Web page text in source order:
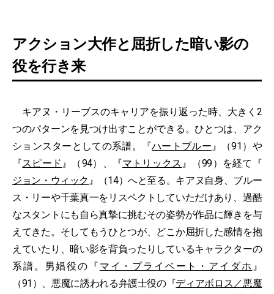
アクション大作と屈折した暗い影の
役を行き来
キアヌ・リーブスのキャリアを振り返った時、大きく2
つのパターンを見つけ出すことができる。ひとつは、アク
ションスターとしての系譜。『ハートブルー』（91）や
『スピード 』（94）、『マトリックス 』（99）を経て『
ジョン・ウィック 』（14）へと至る。キアヌ自身、ブルー
ス・リーや千葉真一をリスペクトしていただけあり、過酷
なスタントにも自ら真摯に挑むその姿勢が作品に輝きを与
えてきた。そしてもうひとつが、どこか屈折した感情を抱
えていたり、暗い影を背負ったりしているキャラクターの
系譜。男娼役の『 マイ・プライベート・アイダホ 』
（91）、悪魔に誘われる弁護士役の『ディアボロス／悪魔